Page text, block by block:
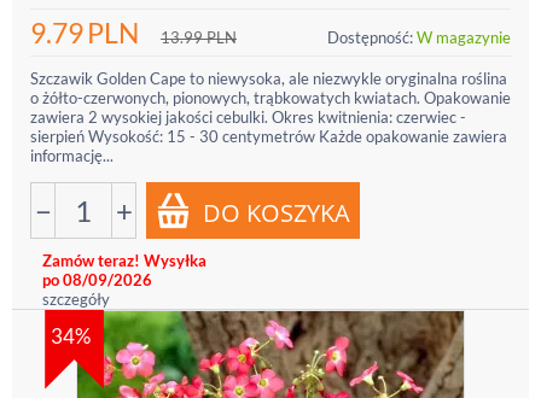
9.79PLN 13.99PLN Dostępność:W magazynie
Szczawik Golden Cape to niewysoka, ale niezwykle oryginalna roślina
o żółto-czerwonych, pionowych, trąbkowatych kwiatach. Opakowanie
zawiera 2 wysokiej jakości cebulki. Okres kwitnienia: czerwiec -
sierpień Wysokość: 15 - 30 centymetrów Każde opakowanie zawiera
informację...
− +
Zamów teraz! Wysyłka
po 08/09/2026
szczegóły
34%